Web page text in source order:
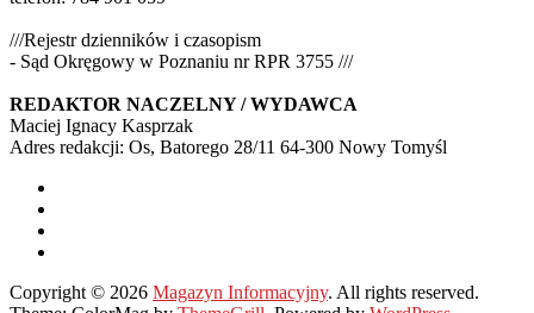
///Rejestr dzienników i czasopism
- Sąd Okręgowy w Poznaniu nr RPR 3755 ///
REDAKTOR NACZELNY / WYDAWCA
Maciej Ignacy Kasprzak
Adres redakcji: Os, Batorego 28/11 64-300 Nowy Tomyśl
Copyright © 2026 Magazyn Informacyjny. All rights reserved.